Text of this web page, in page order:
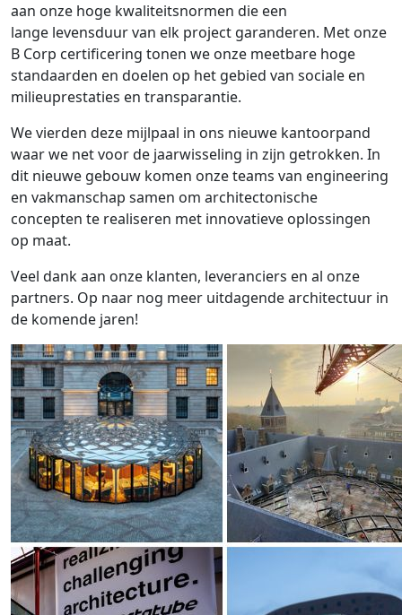
aan onze hoge kwaliteitsnormen die een
lange levensduur van elk project garanderen. Met onze
B Corp certificering tonen we onze meetbare hoge
standaarden en doelen op het gebied van sociale en
milieuprestaties en transparantie.
We vierden deze mijlpaal in ons nieuwe kantoorpand
waar we net voor de jaarwisseling in zijn getrokken. In
dit nieuwe gebouw komen onze teams van engineering
en vakmanschap samen om architectonische
concepten te realiseren met innovatieve oplossingen
op maat.
Veel dank aan onze klanten, leveranciers en al onze
partners. Op naar nog meer uitdagende architectuur in
de komende jaren!